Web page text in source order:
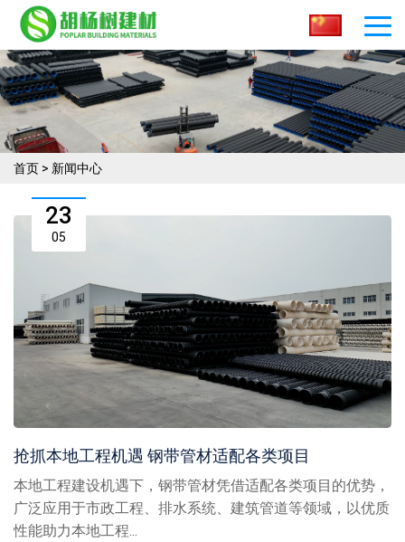
首页 > 新闻中心
23
05
抢抓本地工程机遇 钢带管材适配各类项目
本地工程建设机遇下，钢带管材凭借适配各类项目的优势，
广泛应用于市政工程、排水系统、建筑管道等领域，以优质
性能助力本地工程...